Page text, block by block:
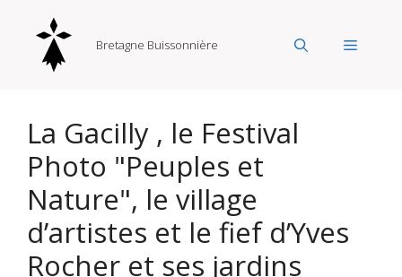
contenu
Bretagne Buissonnière Menu
La Gacilly , le Festival
Photo "Peuples et
Nature", le village
d’artistes et le fief d’Yves
Rocher et ses jardins